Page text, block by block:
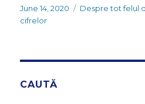
Posted
on
June 14, 2020 Categories
Despre tot felul
cifrelor
CAUTĂ